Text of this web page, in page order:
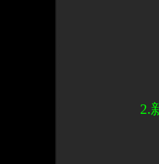
2.